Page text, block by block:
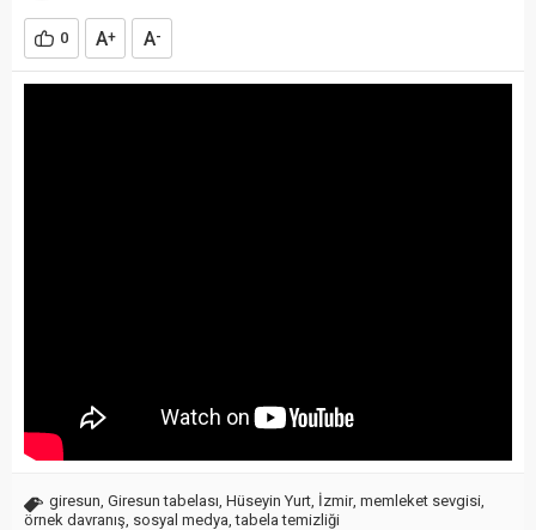
0 A+ A-
giresun Giresun tabelası Hüseyin Yurt İzmir, memleket sevgisi
örnek davranış sosyal medya ,tabela temizliği